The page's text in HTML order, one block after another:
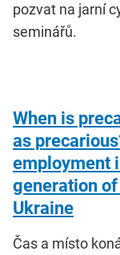
pozvat na jarní
seminářů.
When is
as
employment
generation
Ukraine
Čas a místo